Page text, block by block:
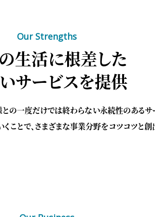
Our Strengths
生活に根差した
サービスを提供
の一度だけでは終わらない永続性のあるサ
ことで、さまざまな事業分野をコツコツと創